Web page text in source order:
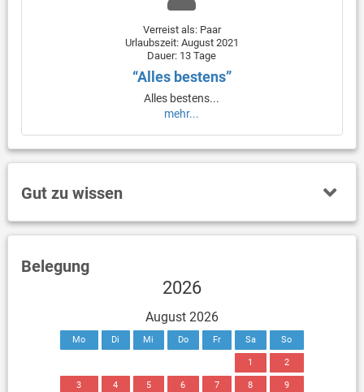
Verreist als: Paar
Urlaubszeit: August 2021
Dauer: 13 Tage
“Alles bestens”
Alles bestens...
mehr...
Gut zu wissen
Belegung
2026
August 2026
Mo Di Mi Do Fr Sa So
1 2
3 4 5 6 7 8 9